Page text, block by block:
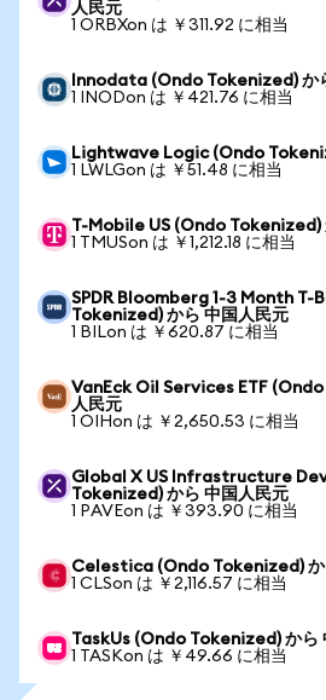
人民元
1 ORBXon は ￥311.92 に相当
Innodata (Ondo Tokenized) か
1 INODon は ￥421.76 に相当
Lightwave Logic (Ondo
1 LWLGon は ￥51.48 に相当
T-Mobile US (Ondo Tokenized)
1 TMUSon は ￥1,212.18 に相当
SPDR Bloomberg 1-3 Month T-
Tokenized) から 中国人民元
1 BILon は ￥620.87 に相当
VanEck Oil Services ETF
人民元
1 OIHon は ￥2,650.53 に相当
Global X US Infrastructure
Tokenized) から 中国人民元
1 PAVEon は ￥393.90 に相当
Celestica (Ondo Tokenized) か
1 CLSon は ￥2,116.57 に相当
TaskUs (Ondo Tokenized) から
1 TASKon は ￥49.66 に相当